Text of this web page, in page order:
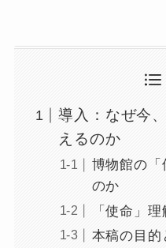
導入：なぜ今
えるのか
博物館の「
のか
「使命」
本稿の目